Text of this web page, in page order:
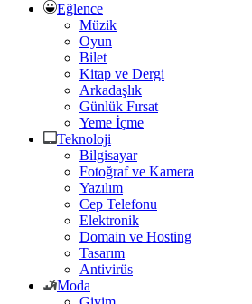
Eğlence
Müzik
Oyun
Bilet
Kitap ve Dergi
Arkadaşlık
Günlük Fırsat
Yeme İçme
Teknoloji
Bilgisayar
Fotoğraf ve Kamera
Yazılım
Cep Telefonu
Elektronik
Domain ve Hosting
Tasarım
Antivirüs
Moda